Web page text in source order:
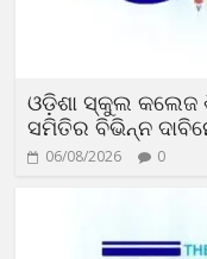
ଓଡ଼ିଶା ସ୍କୁଲ କଲେଜ
ସମିତିର ବିଭିନ୍ନ
06/08/2026 0